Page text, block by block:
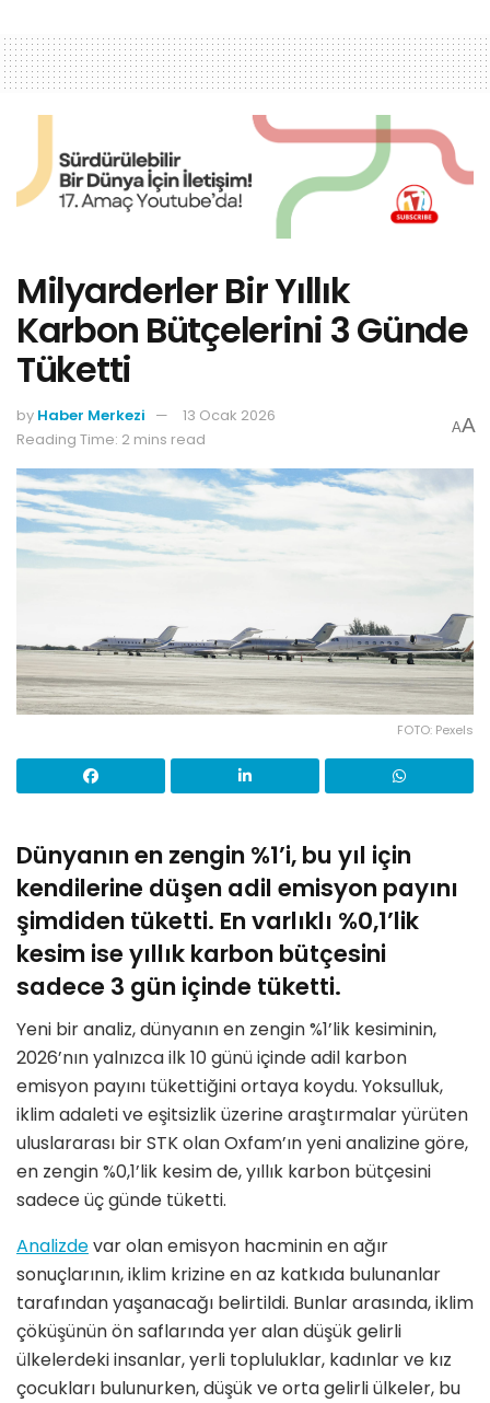
Milyarderler Bir Yıllık
Karbon Bütçelerini 3 Günde
Tüketti
by Haber Merkezi
13 Ocak 2026
Reading Time: 2 mins read
AA
FOTO: Pexels
Dünyanın en zengin %1’i, bu yıl için
kendilerine düşen adil emisyon payını
şimdiden tüketti. En varlıklı %0,1’lik
kesim ise yıllık karbon bütçesini
sadece 3 gün içinde tüketti.
Yeni bir analiz, dünyanın en zengin %1’lik kesiminin,
2026’nın yalnızca ilk 10 günü içinde adil karbon
emisyon payını tükettiğini ortaya koydu. Yoksulluk,
iklim adaleti ve eşitsizlik üzerine araştırmalar yürüten
uluslararası bir STK olan Oxfam’ın yeni analizine göre,
en zengin %0,1’lik kesim de, yıllık karbon bütçesini
sadece üç günde tüketti.
Analizdevar olan emisyon hacminin en ağır
sonuçlarının, iklim krizine en az katkıda bulunanlar
tarafından yaşanacağı belirtildi. Bunlar arasında, iklim
çöküşünün ön saflarında yer alan düşük gelirli
ülkelerdeki insanlar, yerli topluluklar, kadınlar ve kız
çocukları bulunurken, düşük ve orta gelirli ülkeler, bu